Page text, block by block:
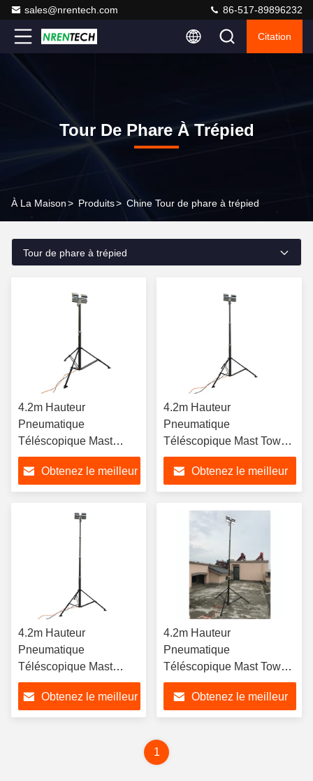
sales@nrentech.com 86-517-89896232
Citation
Tour De Phare À Trépied
À La Maison> Produits> Chine Tour de phare à trépied
Tour de phare à trépied
4.2m Hauteur
Pneumatique
Téléscopique Mast
Tower Light Lampes
LED 4x50W montées
avec support de trépied
Obtenez le meilleur
4.2m Hauteur
Pneumatique
Téléscopique Mast Tower
Light Lampes LED 4x50W
montées avec support de
trépied à montage au sol
Obtenez le meilleur
4.2m Hauteur
Pneumatique
Téléscopique Mast
Tower Light Lampes
LED 4x50W montées
avec support de trépied
Obtenez le meilleur
4.2m Hauteur
Pneumatique
Téléscopique Mast Tower
Light Lampes LED 4x50W
montées avec support de
trépied à montage au sol
Obtenez le meilleur
1